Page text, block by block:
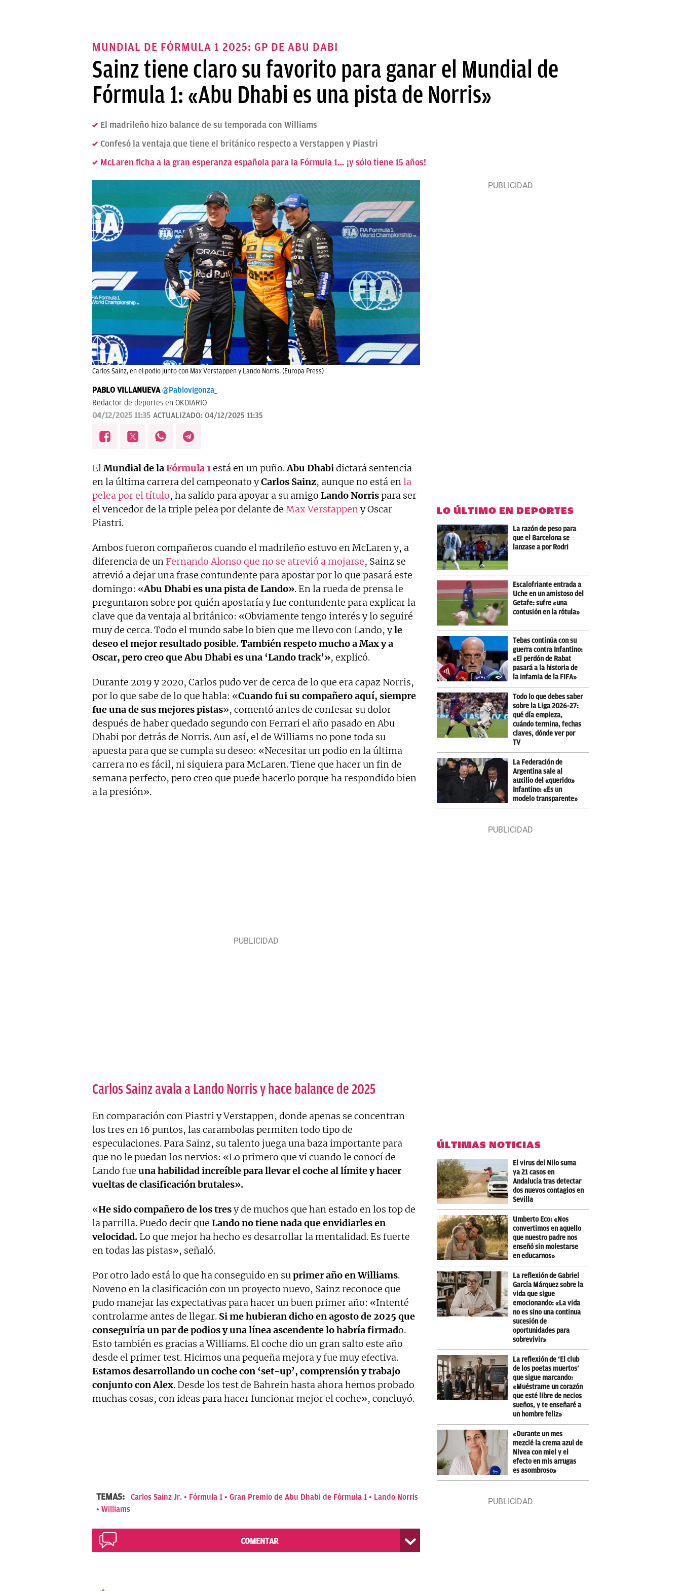
MUNDIAL DE FÓRMULA 1 2025: GP DE ABU DABI
Sainz tiene claro su favorito para ganar el Mundial de
Fórmula 1: «Abu Dhabi es una pista de Norris»
El madrileño hizo balance de su temporada con Williams
Confesó la ventaja que tiene el británico respecto a Verstappen y Piastri
McLaren ficha a la gran esperanza española para la Fórmula 1… ¡y sólo tiene 15 años!
Carlos Sainz, en el podio junto con Max Verstappen y Lando Norris. (Europa Press)
PABLO VILLANUEVA @Pablovigonza_
Redactor de deportes en OKDIARIO
04/12/2025 11:35 ACTUALIZADO: 04/12/2025 11:35
ElMundial de laFórmula 1está en un puño.Abu Dhabidictará sentencia
en la última carrera del campeonato yCarlos Sainz, aunque no está enla
pelea por el título, ha salido para apoyar a su amigo Lando Norrispara ser
el vencedor de la triple pelea por delante de Max Verstappeny Oscar
Piastri.
Ambos fueron compañeros cuando el madrileño estuvo en McLaren y, a
diferencia de unFernando Alonso que no se atrevió a mojarse, Sainz se
atrevió a dejar una frase contundente para apostar por lo que pasará este
domingo: «Abu Dhabi es una pista de Lando». En la rueda de prensa le
preguntaron sobre por quién apostaría y fue contundente para explicar la
clave que da ventaja al británico: «Obviamente tengo interés y lo seguiré
muy de cerca. Todo el mundo sabe lo bien que me llevo con Lando, yle
deseo el mejor resultado posible. También respeto mucho a Max y a
Oscar, pero creo que Abu Dhabi es una ‘Lando track’», explicó.
Durante 2019 y 2020, Carlos pudo ver de cerca de lo que era capaz Norris,
por lo que sabe de lo que habla: «Cuando fui su compañero aquí, siempre
fue una de sus mejores pistas», comentó antes de confesar su dolor
después de haber quedado segundo con Ferrari el año pasado en Abu
Dhabi por detrás de Norris. Aun así, el de Williams no pone toda su
apuesta para que se cumpla su deseo: «Necesitar un podio en la última
carrera no es fácil, ni siquiera para McLaren. Tiene que hacer un fin de
semana perfecto, pero creo que puede hacerlo porque ha respondido bien
a la presión».
Carlos Sainz avala a Lando Norris y hace balance de 2025
En comparación con Piastri y Verstappen, donde apenas se concentran
los tres en 16 puntos, las carambolas permiten todo tipo de
especulaciones. Para Sainz, su talento juega una baza importante para
que no le puedan los nervios: «Lo primero que vi cuando le conocí de
Lando fue una habilidad increíble para llevar el coche al límite y hacer
vueltas de clasificación brutales».
«He sido compañero de los tresy de muchos que han estado en los top de
la parrilla. Puedo decir que Lando no tiene nada que envidiarles en
velocidad. Lo que mejor ha hecho es desarrollar la mentalidad. Es fuerte
en todas las pistas», señaló.
Por otro lado está lo que ha conseguido en suprimer año en Williams.
Noveno en la clasificación con un proyecto nuevo, Sainz reconoce que
pudo manejar las expectativas para hacer un buen primer año: «Intenté
controlarme antes de llegar. Si me hubieran dicho en agosto de 2025 que
conseguiría un par de podios y una línea ascendente lo habría firmado.
Esto también es gracias a Williams. El coche dio un gran salto este año
desde el primer test. Hicimos una pequeña mejora y fue muy efectiva.
Estamos desarrollando un cochecon ‘set-up’, comprensión y trabajo
conjunto con Alex. Desde los test de Bahrein hasta ahora hemos probado
muchas cosas, con ideas para hacer funcionar mejor el coche», concluyó.
TEMAS: Carlos Sainz Jr. Fórmula 1 Gran Premio de Abu Dhabi de Fórmula 1
Lando Norris
Williams
COMENTAR
LO ÚLTIMO EN DEPORTES
La razón de peso para
que el Barcelona se
lanzase a por Rodri
Escalofriante entrada a
Uche en un amistoso del
Getafe: sufre «una
contusión en la rótula»
Tebas continúa con su
guerra contra Infantino:
«El perdón de Rabat
pasará a la historia de
la infamia de la FIFA»
Todo lo que debes saber
sobre la Liga 2026-27:
qué día empieza,
cuándo termina, fechas
claves, dónde ver por
TV
La Federación de
Argentina sale al
auxilio del «querido»
Infantino: «Es un
modelo transparente»
ÚLTIMAS NOTICIAS
El virus del Nilo suma
ya 21 casos en
Andalucía tras detectar
dos nuevos contagios en
Sevilla
Umberto Eco: «Nos
convertimos en aquello
que nuestro padre nos
enseñó sin molestarse
en educarnos»
La reflexión de Gabriel
García Márquez sobre la
vida que sigue
emocionando: «La vida
no es sino una continua
sucesión de
oportunidades para
sobrevivir»
La reflexión de ‘El club
de los poetas muertos’
que sigue marcando:
«Muéstrame un corazón
que esté libre de necios
sueños, y te enseñaré a
un hombre feliz»
«Durante un mes
mezclé la crema azul de
Nivea con miel y el
efecto en mis arrugas
es asombroso»